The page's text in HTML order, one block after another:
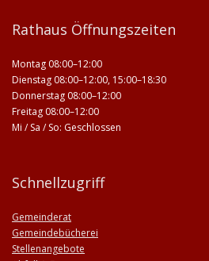
Rathaus Öffnungszeiten
Montag 08:00–12:00
Dienstag 08:00–12:00, 15:00–18:30
Donnerstag 08:00–12:00
Freitag 08:00–12:00
Mi / Sa / So: Geschlossen
Schnellzugriff
Gemeinderat
Gemeindebücherei
Stellenangebote